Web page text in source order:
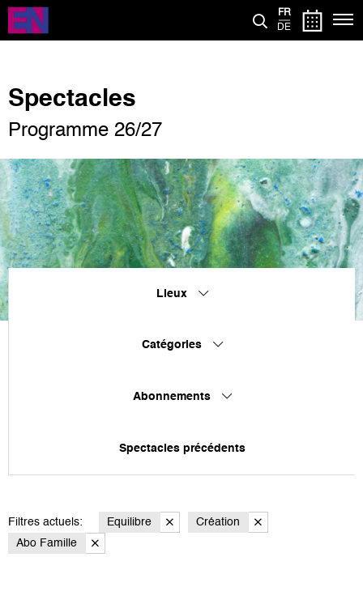
Aller
contenu
FR
DE
Spectacles
Programme 26/27
Lieux
Catégories
Abonnements
Spectacles précédents
Filtres actuels: Equilibre
Création
Abo Famille